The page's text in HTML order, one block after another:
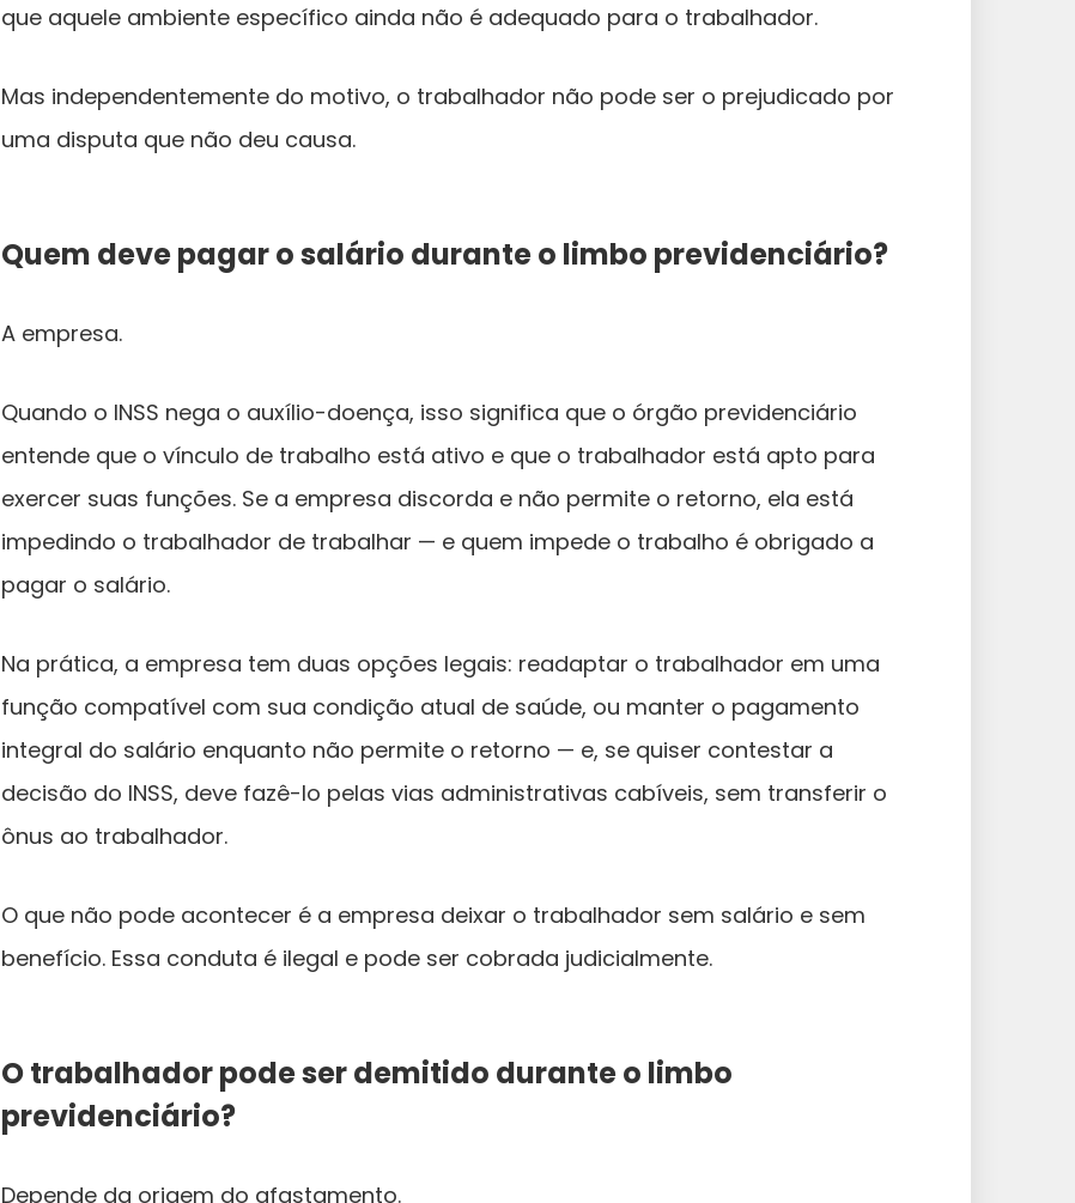
que aquele ambiente específico ainda não é adequado para o trabalhador.
Mas independentemente do motivo, o trabalhador não pode ser o prejudicado por
uma disputa que não deu causa.
Quem deve pagar o salário durante o limbo previdenciário?
A empresa.
Quando o INSS nega o auxílio-doença, isso significa que o órgão previdenciário
entende que o vínculo de trabalho está ativo e que o trabalhador está apto para
exercer suas funções. Se a empresa discorda e não permite o retorno, ela está
impedindo o trabalhador de trabalhar — e quem impede o trabalho é obrigado a
pagar o salário.
Na prática, a empresa tem duas opções legais: readaptar o trabalhador em uma
função compatível com sua condição atual de saúde, ou manter o pagamento
integral do salário enquanto não permite o retorno — e, se quiser contestar a
decisão do INSS, deve fazê-lo pelas vias administrativas cabíveis, sem transferir o
ônus ao trabalhador.
O que não pode acontecer é a empresa deixar o trabalhador sem salário e sem
benefício. Essa conduta é ilegal e pode ser cobrada judicialmente.
O trabalhador pode ser demitido durante o limbo
previdenciário?
Depende da origem do afastamento.